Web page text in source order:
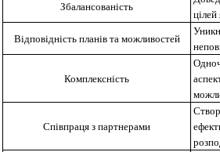
Збалансованість
цілей
Відповідність планів та можливостей
Комплексність
Співпраця з партнерами